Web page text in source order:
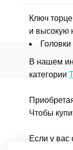
Ключ
и высокую
В нашем
категории
Чтобы
Если у вас